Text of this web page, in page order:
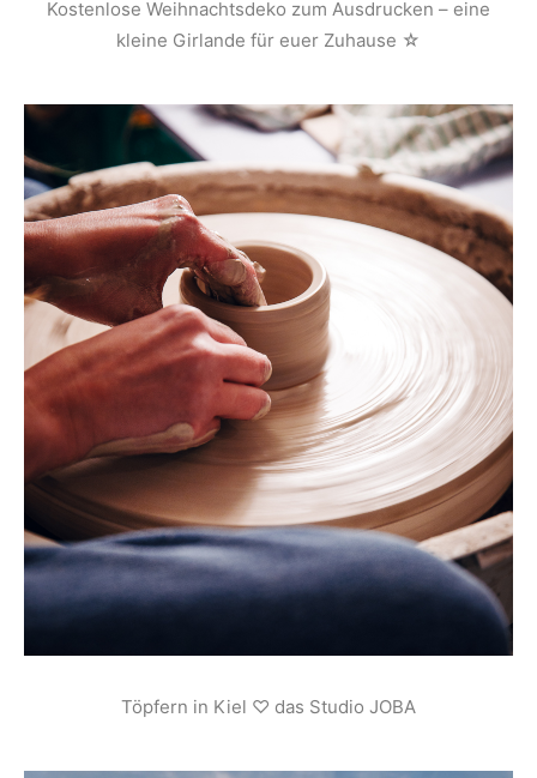
Kostenlose Weihnachtsdeko zum Ausdrucken – eine
kleine Girlande für euer Zuhause ☆
Töpfern in Kiel ♡ das Studio JOBA